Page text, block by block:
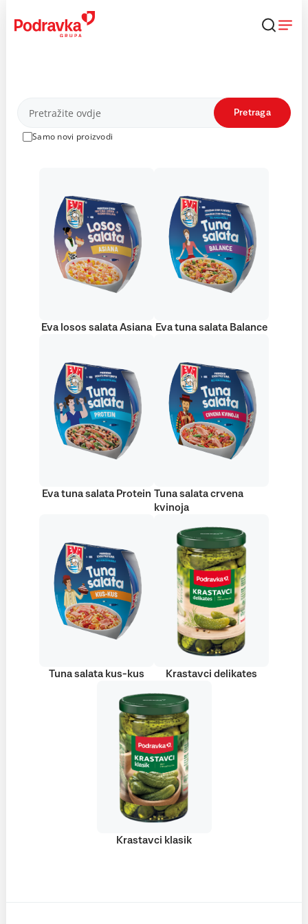
content
Proizvodi
Samo novi proizvodi
Pretraga
Eva losos salata Asiana Eva tuna salata Balance
Eva tuna salata Protein Tuna salata crvena
kvinoja
Tuna salata kus-kus Krastavci delikates
Krastavci klasik